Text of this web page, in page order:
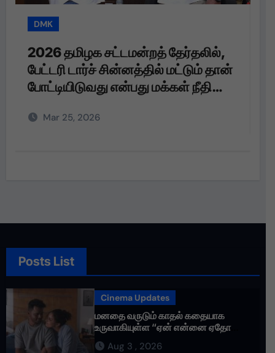
DMK
2026 தமிழக சட்டமன்றத் தேர்தலில்,
பேட்டரி டார்ச் சின்னத்தில் மட்டும் தான்
போட்டியிடுவது என்பது மக்கள் நீதி
என்பது எங்களுக்கு வெறும்
Mar 25, 2026
Posts List
Cinema Updates
மனதை வருடும் காதல் கதையாக
உருவாகியுள்ள “ஏன் என்னை ஏதோ
செய்தாய்” – டீசர் வெளியானது !
Aug 3 , 2026